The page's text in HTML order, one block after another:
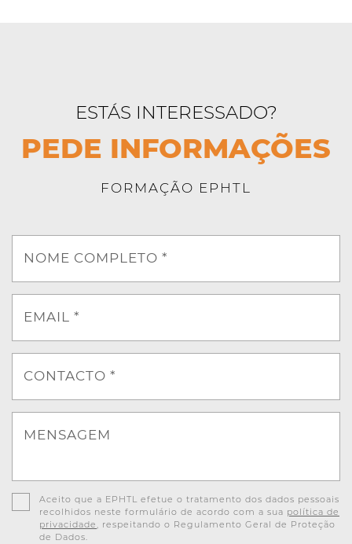
ESTÁS INTERESSADO?
PEDE INFORMAÇÕES
FORMAÇÃO EPHTL
NOME COMPLETO *
EMAIL *
CONTACTO *
MENSAGEM
Aceito que a EPHTL efetue o tratamento dos dados pessoais
recolhidos neste formulário de acordo com a sua política de
privacidade , respeitando o Regulamento Geral de Proteção
de Dados.